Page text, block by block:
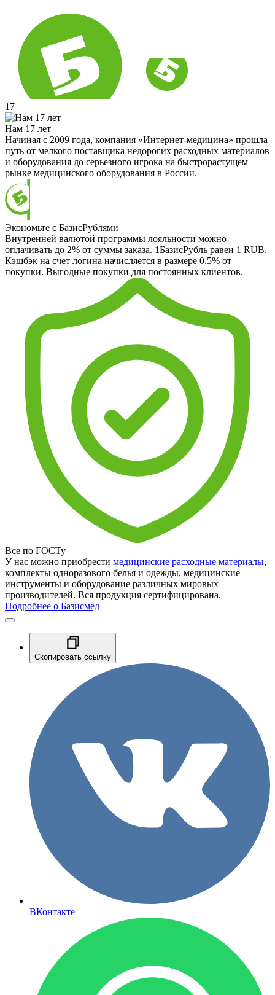
17
Нам 17 лет
Начиная с 2009 года, компания «Интернет-медицина» прошла
путь от мелкого поставщика недорогих расходных материалов
и оборудования до серьезного игрока на быстрорастущем
рынке медицинского оборудования в России.
Экономьте с БазисРублями
Внутренней валютой программы лояльности можно
оплачивать до 2% от суммы заказа. 1БазисРубль равен 1 RUB.
Кэшбэк на счет логина начисляется в размере 0.5% от
покупки. Выгодные покупки для постоянных клиентов.
Все по ГОСТу
У нас можно приобрести медицинские расходные материалы,
комплекты одноразового белья и одежды, медицинские
инструменты и оборудование различных мировых
производителей. Вся продукция сертифицирована.
Подробнее о Базисмед
Скопировать ссылку
ВКонтакте